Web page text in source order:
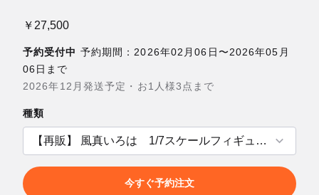
￥27,500
予約受付中 予約期間：2026年02月06日〜2026年05月
06日まで
2026年12月発送予定・お1人様3点まで
種類
今すぐ予約注文